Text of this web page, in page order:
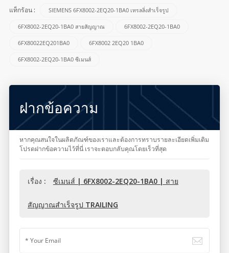
แท็กร้อน : SIEMENS 6FX8002-2EQ20-1BA0 เทรลลิ่งสำเร็จรูป
6FX8002-2EQ20-1BA0 สายสัญญาณ 6FX8002-2EQ20-1BA0
6FX80022EQ201BA0 6FX8002 2EQ20 1BA0
6FX8002-2EQ20-1BA0 ซีเมนส์
ฝากข้อความ
หากคุณสนใจในผลิตภัณฑ์ของเราและต้องการทราบรายละเอียดเพิ่มเติม
โปรดฝากข้อความไว้ที่นี่ เราจะตอบกลับคุณโดยเร็วที่สุด
เรื่อง : ซีเมนส์ | 6FX8002-2EQ20-1BA0 | สาย
สัญญาณสำเร็จรูป TRAILING